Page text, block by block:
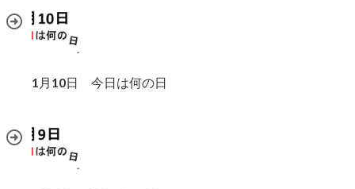
1月10日 今日は何の日